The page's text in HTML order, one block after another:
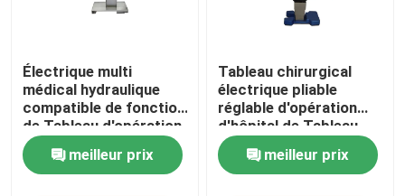
Électrique multi
médical hydraulique
compatible de fonction
de Tableau d'opération
de bras de C électro
utilisé dans l'hôpital
meilleur prix
Tableau chirurgical
électrique pliable
réglable d'opération
d'hôpital de Tableau
d'opération de l'acier
inoxydable Sus304
meilleur prix